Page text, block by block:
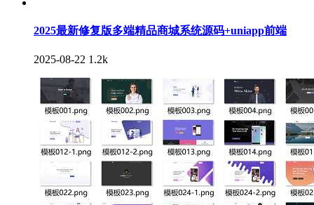
2025最新修复版多端精品商城系统源码+uniapp前端
2025-08-22 1.2k